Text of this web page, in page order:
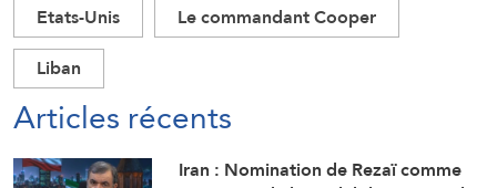
Etats-Unis
Le commandant Cooper
Liban
Articles récents
Iran : Nomination de Rezaï comme